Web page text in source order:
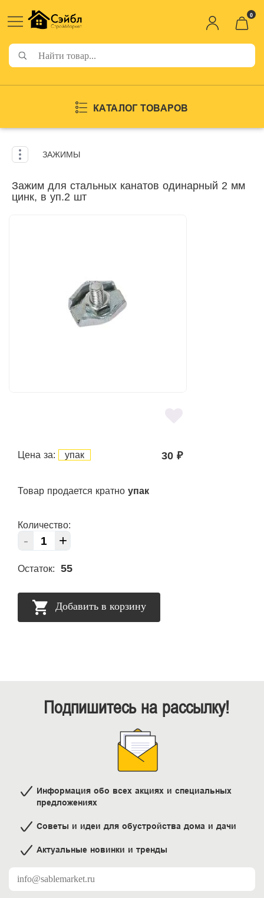
0
КАТАЛОГ ТОВАРОВ
ЗАЖИМЫ
Зажим для стальных канатов одинарный 2 мм
цинк, в уп.2 шт
Цена за: упак 30 ₽
Товар продается кратно упак
Количество:
- +
Остаток: 55
Добавить в корзину
Подпишитесь на рассылку!
Информация обо всех акциях и специальных
предложениях
Советы и идеи для обустройства дома и дачи
Актуальные новинки и тренды